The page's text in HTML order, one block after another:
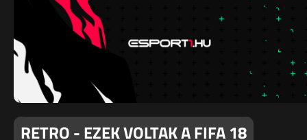
RETRO - EZEK VOLTAK A FIFA 18